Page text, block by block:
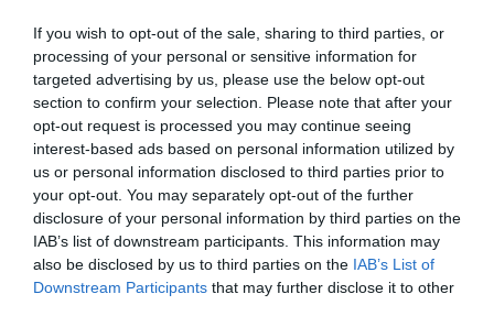
If you wish to opt-out of the sale, sharing to third parties, or
processing of your personal or sensitive information for
targeted advertising by us, please use the below opt-out
section to confirm your selection. Please note that after your
opt-out request is processed you may continue seeing
interest-based ads based on personal information utilized by
us or personal information disclosed to third parties prior to
your opt-out. You may separately opt-out of the further
disclosure of your personal information by third parties on the
IAB’s list of downstream participants. This information may
also be disclosed by us to third parties on the IAB’s List of
Downstream Participants that may further disclose it to other
See
more
Articolul anterior
Alegeri 2011/Mocanu îi promite lui Fassino
1000 de voturi româneşti
Următorul articol
FOTO/Exclusiv: Ramona Bădescu îşi
prezintă noul birou din primăria Romei
AȚI PUTEA DORI DE